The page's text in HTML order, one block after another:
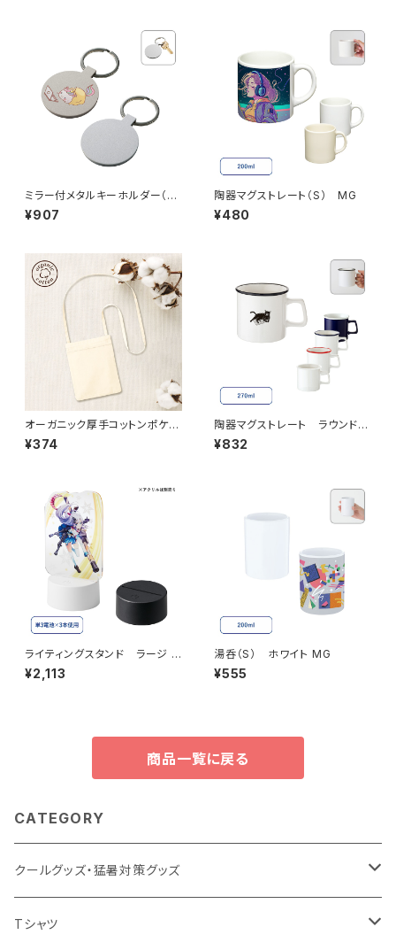
ミラー付メタルキーホルダー（ラ
ウンド） マットシルバー MG
¥907
陶器マグストレート（S） MG
¥480
オーガニック厚手コットンポケッ
トサコッシュ MG ナチュラル
¥374
陶器マグストレート ラウンドリ
ップ MG
¥832
ライティングスタンド ラージ M
G (アクリル板対応）
¥2,113
湯呑（S） ホワイト MG
¥555
商品一覧に戻る
CATEGORY
クールグッズ・猛暑対策グッズ
扇風機
Tシャツ